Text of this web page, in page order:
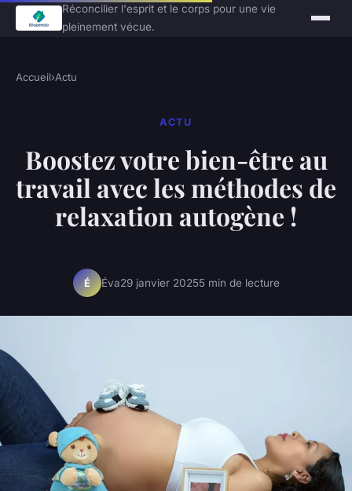
Réconcilier l'esprit et le corps pour une vie
pleinement vécue.
Accueil›Actu
ACTU
Boostez votre bien-être au
travail avec les méthodes de
relaxation autogène !
É Éva29 janvier 20255 min de lecture